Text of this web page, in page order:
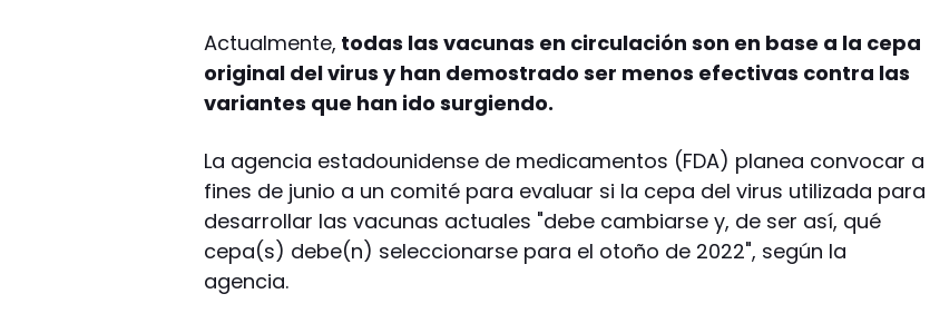
Actualmente, todas las vacunas en circulación son en base a la cepa
original del virus y han demostrado ser menos efectivas contra las
variantes que han ido surgiendo.
La agencia estadounidense de medicamentos (FDA) planea convocar a
fines de junio a un comité para evaluar si la cepa del virus utilizada para
desarrollar las vacunas actuales "debe cambiarse y, de ser así, qué
cepa(s) debe(n) seleccionarse para el otoño de 2022", según la
agencia.